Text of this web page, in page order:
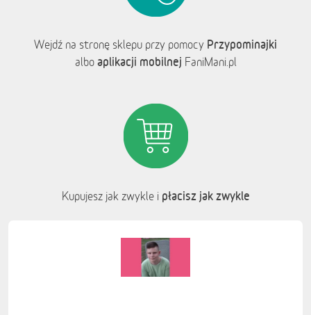
Wejdź na stronę sklepu przy pomocy Przypominajki
albo aplikacji mobilnej FaniMani.pl
Kupujesz jak zwykle i płacisz jak zwykle